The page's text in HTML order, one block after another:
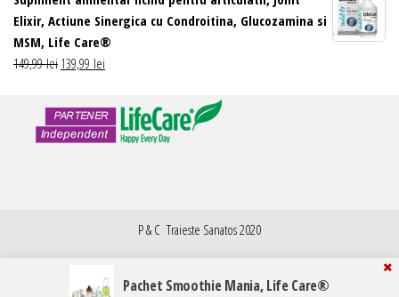
fost:
319,95 lei.
284,99 lei.
Elixir, Actiune Sinergica cu Condroitina, Glucozamina si
MSM, Life Care®
149,99lei Prețul
a
fost:
149,99 lei.
139,99 lei
este:
139,99 lei.
P & C Traieste Sanatos 2020
Pachet Smoothie Mania, Life Care®